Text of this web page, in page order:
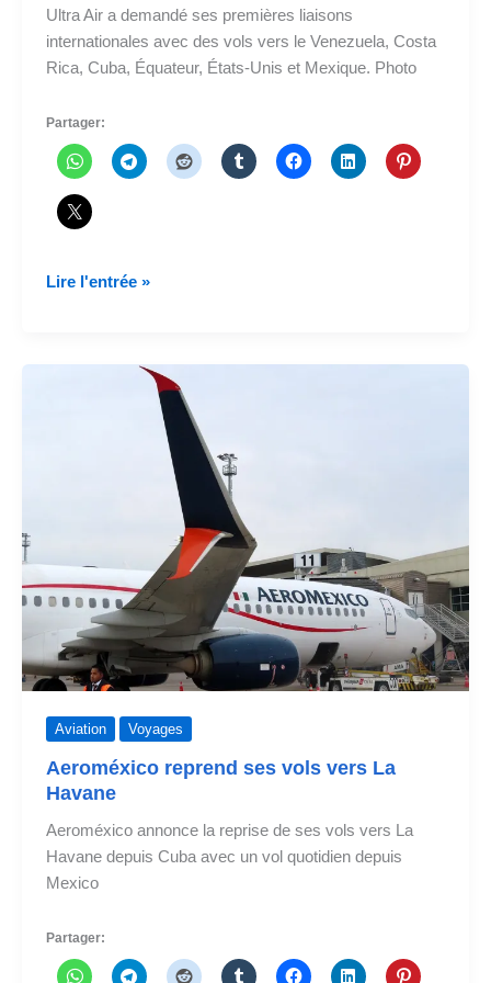
Ultra Air a demandé ses premières liaisons
internationales avec des vols vers le Venezuela, Costa
Rica, Cuba, Équateur, États-Unis et Mexique. Photo
Partager:
Ultra
Lire l'entrée »
Aviation Voyages
Aeroméxico reprend ses vols vers La
Havane
Aeroméxico annonce la reprise de ses vols vers La
Havane depuis Cuba avec un vol quotidien depuis
Mexico
Partager: